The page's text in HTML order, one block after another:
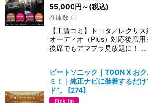
55,000円 ～(税込)
在庫数 〇
【工賃コミ】トヨタ／レクサ
オーディオ（Plus）対応後席用
後席でもアマプラ見放題に！ …
ビートソニック｜TOON X お
ミ！｜純正ナビに装着するだ
ド”。
[274]